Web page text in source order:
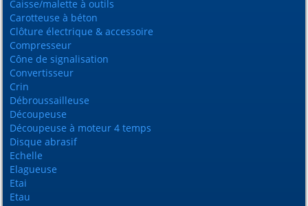
Caisse/malette à outils
Carotteuse à béton
Clôture électrique & accessoire
Compresseur
Cône de signalisation
Convertisseur
Crin
Débroussailleuse
Découpeuse
Découpeuse à moteur 4 temps
Disque abrasif
Echelle
Elagueuse
Etai
Etau